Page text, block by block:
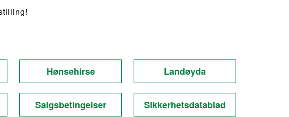
Hønsehirse Landøyda
Salgsbetingelser Sikkerhetsdatablad